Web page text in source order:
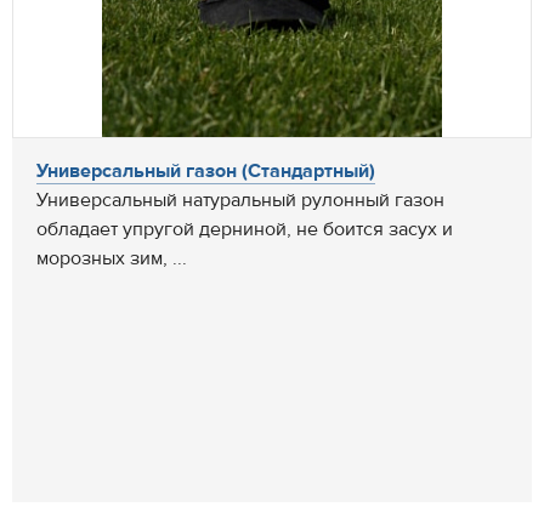
Универсальный газон (Стандартный)
Универсальный натуральный рулонный газон
обладает упругой дерниной, не боится засух и
морозных зим, ...